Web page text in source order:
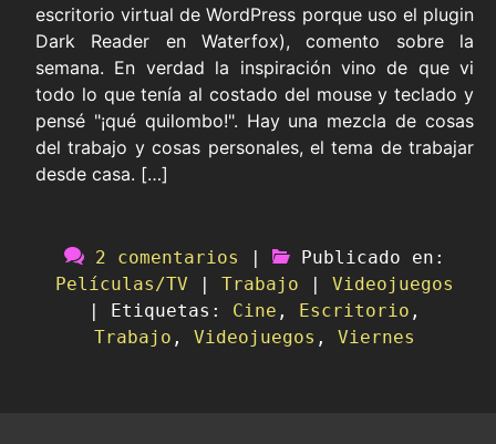
escritorio virtual de WordPress porque uso el plugin
Dark Reader en Waterfox), comento sobre la
semana. En verdad la inspiración vino de que vi
todo lo que tenía al costado del mouse y teclado y
pensé "¡qué quilombo!". Hay una mezcla de cosas
del trabajo y cosas personales, el tema de trabajar
desde casa. […]
2 comentarios |
Publicado en:
Películas/TV | Trabajo | Videojuegos
| Etiquetas: Cine , Escritorio ,
Trabajo , Videojuegos , Viernes